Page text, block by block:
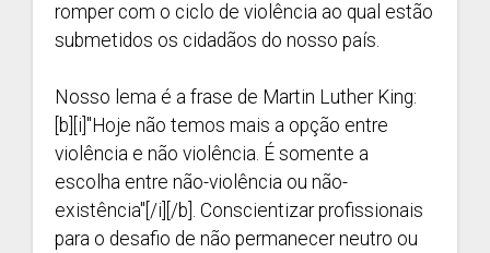
romper com o ciclo de violência ao qual estão
submetidos os cidadãos do nosso país.
Nosso lema é a frase de Martin Luther King:
[b][i]"Hoje não temos mais a opção entre
violência e não violência. É somente a
escolha entre não-violência ou não-
existência"[/i][/b]. Conscientizar profissionais
para o desafio de não permanecer neutro ou